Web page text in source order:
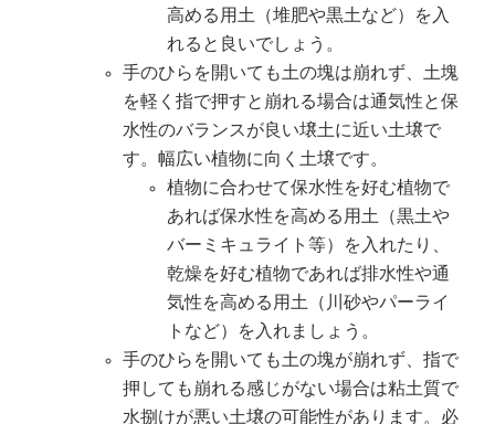
高める用土（堆肥や黒土など）を入
れると良いでしょう。
手のひらを開いても土の塊は崩れず、土塊
を軽く指で押すと崩れる場合は通気性と保
水性のバランスが良い壌土に近い土壌で
す。幅広い植物に向く土壌です。
植物に合わせて保水性を好む植物で
あれば保水性を高める用土（黒土や
バーミキュライト等）を入れたり、
乾燥を好む植物であれば排水性や通
気性を高める用土（川砂やパーライ
トなど）を入れましょう。
手のひらを開いても土の塊が崩れず、指で
押しても崩れる感じがない場合は粘土質で
水捌けが悪い土壌の可能性があります。必